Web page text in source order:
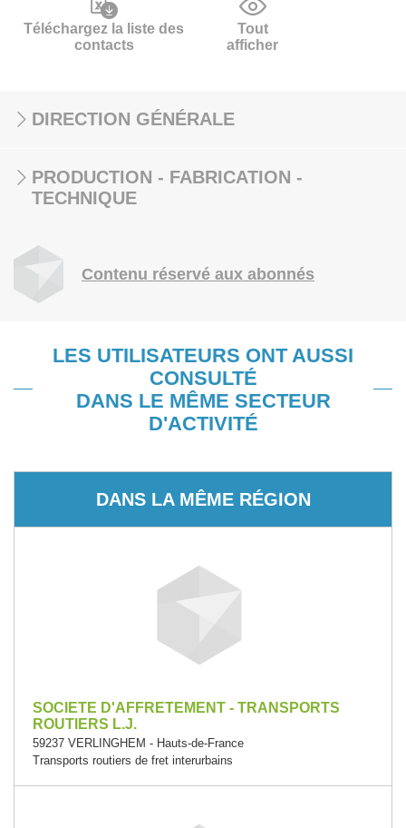
Téléchargez la liste des
contacts
Tout
afficher
DIRECTION GÉNÉRALE
PRODUCTION - FABRICATION -
TECHNIQUE
Contenu réservé aux abonnés
LES UTILISATEURS ONT AUSSI
CONSULTÉ
DANS LE MÊME SECTEUR
D'ACTIVITÉ
DANS LA MÊME RÉGION
SOCIETE D'AFFRETEMENT - TRANSPORTS
ROUTIERS L.J.
59237 VERLINGHEM - Hauts-de-France
Transports routiers de fret interurbains